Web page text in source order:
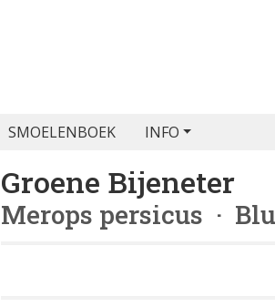
SMOELENBOEK INFO
Groene Bijeneter
Merops persicus ·